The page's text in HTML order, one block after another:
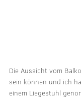
Die Aussicht vom
sein können und ich
einem Liegestuhl